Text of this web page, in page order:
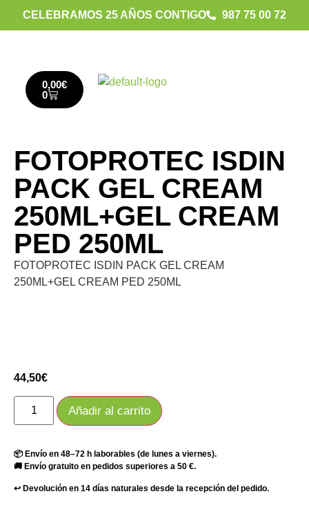
CELEBRAMOS 25 AÑOS CONTIGO 987 75 00 72
0,00€
0
FOTOPROTEC ISDIN
PACK GEL CREAM
250ML+GEL CREAM
PED 250ML
FOTOPROTEC ISDIN PACK GEL CREAM
250ML+GEL CREAM PED 250ML
44,50€
Añadir al carrito
📦 Envío en 48–72 h laborables (de lunes a viernes).
🚚 Envío gratuito en pedidos superiores a 50 €.
↩️ Devolución en 14 días naturales desde la recepción del pedido.